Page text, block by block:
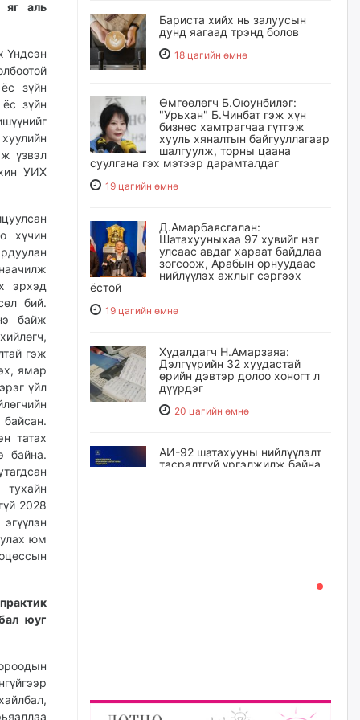
яг аль
Үндсэн
зүйн
зүйн
үзвэл
УИХ
хүчин
эрхэд
бий.
байж
гэж
ямар
үйл
татах
байна.
2028
юм
юуг
Бариста хийх нь залуусын
дунд яагаад трэнд болов
18 цагийн өмнө
Өмгөөлөгч Б.Оюунбилэг:
"Урьхан" Б.Чинбат гэж хүн
бизнес хамтрагчаа гүтгэж
хууль хяналтын байгууллагаар
шалгуулж, торны цаана
суулгана гэх мэтээр дарамталдаг
19 цагийн өмнө
Д.Амарбаясгалан:
Шатахууныхаа 97 хувийг нэг
улсаас авдаг хараат байдлаа
зогсоож, Арабын орнуудаас
нийлүүлэх ажлыг сэргээх
ёстой
19 цагийн өмнө
Худалдагч Н.Амарзаяа:
Дэлгүүрийн 32 хуудастай
өрийн дэвтэр долоо хоногт л
дүүрдэг
20 цагийн өмнө
АИ-92 шатахууны нийлүүлэлт
тасралтгүй үргэлжилж байна